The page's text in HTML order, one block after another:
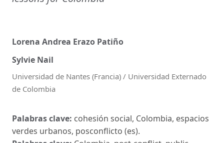
Lorena Andrea Erazo Patiño
Sylvie Nail
Universidad de Nantes (Francia) / Universidad Externado
de Colombia
Palabras clave: cohesión social, Colombia, espacios
verdes urbanos, posconflicto (es).